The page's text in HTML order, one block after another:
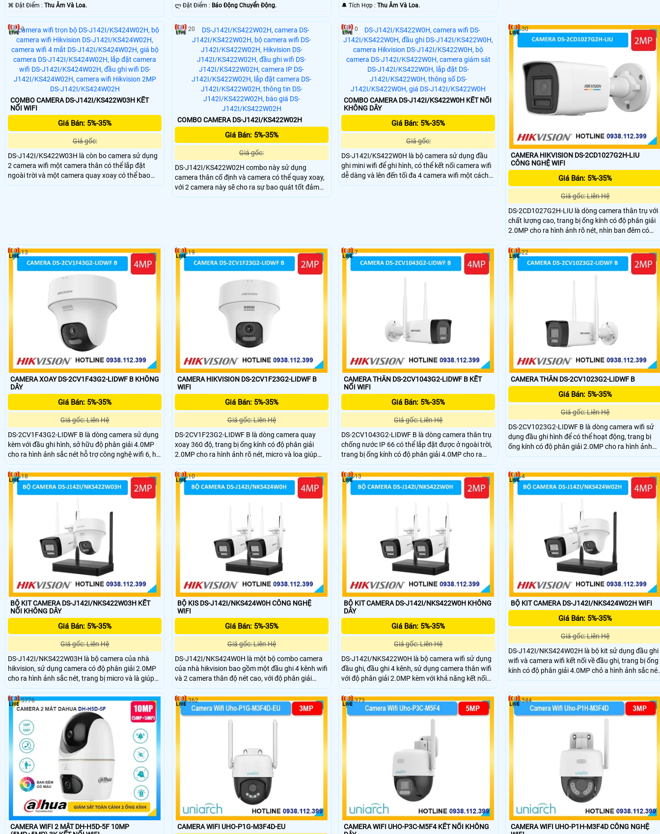
️⌘ Đặt Điểm : Thu Âm Và Loa.
️ლ Đặt Điểm : Báo Động Chuyển Động.
️🔔 Tích Hợp :Thu Âm Và Loa.
COMBO CAMERA DS-J142I/KS422W03H KẾT
NỐI WIFI
Giá Bán: 5%-35%
Giá gốc:
DS-J142I/KS422W03H là còn bo camera sử dụng
2 camera wifi một camera thân có thể lắp đặt
ngoài trời và một camera quay xoay có thể bao
quát tốt, có thể đàm thoại 2 chiều trực tiếp, nhìn
0
COMBO CAMERA DS-J142I/KS422W02H
Giá Bán: 5%-35%
Giá gốc:
DS-J142I/KS422W02H combo này sử dụng
camera thân cố định và camera có thể quay xoay,
với 2 camera này sẽ cho ra sự bao quát tốt đảm
bảo an ninh ấn tượng, trang bị ống kính có độ
20
COMBO CAMERA DS-J142I/KS422W0H KẾT NỐI
KHÔNG DÂY
Giá Bán: 5%-35%
Giá gốc:
DS-J142I/KS422W0H là bộ camera sử dụng đầu
ghi mini wifi để ghi hình, có thể kết nối camera wifi
dễ dàng và lên đến tối đa 4 camera wifi một cách
dễ dàng, sử dụng thẻ nhớ dung lượng tối đa 512gb
0
CAMERA HIKVISION DS-2CD1027G2H-LIU
CÔNG NGHỆ WIFI
Giá Bán: 5%-35%
Giá gốc: Liên Hệ
DS-2CD1027G2H-LIU là dòng camera thân trụ với
chất lượng cao, trang bị ống kính có độ phân giải
2.0MP cho ra hình ảnh rõ nét, nhìn ban đêm có
màu với đèn led khoảng cách 30m, tích hợp micro
giúp thu âm kèm hình ảnh, trang bị chống nước
chuẩn IP 67 có thể ngâm nước
30
CAMERA XOAY DS-2CV1F43G2-LIDWF B KHÔNG
DÂY
Giá Bán: 5%-35%
Giá gốc: Liên Hệ
DS-2CV1F43G2-LIDWF B là dòng camera sử dụng
kèm với đầu ghi hình, sở hữu độ phân giải 4.0MP
cho ra hình ảnh sắc nét hỗ trợ công nghệ wifi 6, hỗ
trợ quay xoay 360 độ, tích hợp đàm thoại 2 chiều,
trang bị đèn trợ sáng nhìn có màu ban đêm 15m,
chống nước IP 66
13
CAMERA HIKVISION DS-2CV1F23G2-LIDWF B
WIFI
Giá Bán: 5%-35%
Giá gốc: Liên Hệ
DS-2CV1F23G2-LIDWF B là dòng camera quay
xoay 360 độ, trang bị ống kính có độ phân giải
2.0MP cho ra hình ảnh rõ nét, micro và loa giúp
đàm thoại 2 chiều, phân tích người và phương tiện,
nhìn có màu vào ban đêm nhờ đèn trợ sáng 15m,
chống nước IP 66
19
CAMERA THÂN DS-2CV1043G2-LIDWF B KẾT
NỐI WIFI
Giá Bán: 5%-35%
Giá gốc: Liên Hệ
DS-2CV1043G2-LIDWF B là dòng camera thân trụ
chống nước IP 66 có thể lắp đặt được ở ngoài trời,
trang bị ống kính có độ phân giải 4.0MP cho ra
hình ảnh sắc nét, hỗ trợ hồng ngoại và đèn trợ
sáng giúp nhìn ban đêm linh hoạt khoản cách
30m, camera hỗ trợ đàm thoại 2 chiều
7
CAMERA THÂN DS-2CV1023G2-LIDWF B
Giá Bán: 5%-35%
Giá gốc: Liên Hệ
DS-2CV1023G2-LIDWF B là dòng camera wifi sử
dụng đầu ghi hình để có thể hoạt động, trang bị
ống kính có độ phân giải 2.0MP cho ra hình ảnh
sắc nét, có hỗ trợ công nghệ wifi 6, trang bị micro
phương tiện, nhìn có màu ban đêm 30m.
22
BỘ KIT CAMERA DS-J142I/NKS422W03H KẾT
NỐI KHÔNG DÂY
Giá Bán: 5%-35%
Giá gốc: Liên Hệ
DS-J142I/NKS422W03H là bộ camera của nhà
hikvision, sử dụng camera có độ phân giải 2.0MP
cho ra hình ảnh sắc nét, trang bị micro và là giúp
đàm thoại 2 chiều trực tiếp trên casmera, hỗ trợ
wifi 6 và nhìn hình ảnh có màu vào ban đêm với
chất lượng tốt.
18
BỘ KIS DS-J142I/NKS424W0H CÔNG NGHỆ
WIFI
Giá Bán: 5%-35%
Giá gốc: Liên Hệ
DS-J142I/NKS424W0H là một bộ combo camera
của nhà hikvision bao gồm một đầu ghi 4 kênh wifi
và 2 camera thân độ nét cao, với độ phân giải
4.0MP cho ra hình ảnh sắc nét, hỗ trợ công nghệ
wifi 6, nhìn có màu vào ban đêm với khoảng cách
30m, có thể đàm thoại 2 chiều trực tiếp
10
BỘ KIT CAMERA DS-J142I/NKS422W0H KHÔNG
DÂY
Giá Bán: 5%-35%
Giá gốc: Liên Hệ
DS-J142I/NKS422W0H là bộ camera wifi sử dụng
đầu ghi, đầu ghi 4 kênh, sử dụng camera thân wifi
với độ phân giải 2.0MP kèm với khả năng kết nối
wifi ổn định , hỗ trợ wifi 6, trang bị micro và loa
giúp đàm thoại 2 chiều, cảnh báo chuyển động
người và phương tiện
13
BỘ KIT CAMERA DS-J142I/NKS424W02H WIFI
Giá Bán: 5%-35%
Giá gốc: Liên Hệ
DS-J142I/NKS424W02H là bộ kit sử dụng đầu ghi
wifi và camera wifi kết nối về đầu ghi, trang bị ống
kính có độ phân giải 4.0MP chỏ a hình ảnh sắc
hỗ trợ wifi 6 hiện đại, kèm theo đấy với ống kính có
nhìn có màu vào ban đêm.
4
CAMERA WIFI 2 MẮT DH-H5D-5F 10MP
5776
CAMERA WIFI UHO-P1G-M3F4D-EU
362
CAMERA WIFI UHO-P3C-M5F4 KẾT NỐI KHÔNG
373
CAMERA WIFI UHO-P1H-M3F4D CÔNG NGHỆ
344